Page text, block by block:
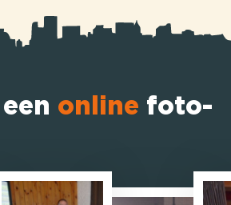
online foto-